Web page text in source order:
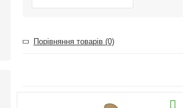
Порівняння товарів (0)